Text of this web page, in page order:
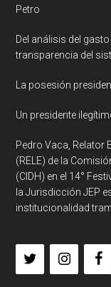
Petro
Del análisis del
transparencia del
La posesión
Un presidente
Pedro Vaca, Relator
(RELE) de la
(CIDH) en el 14°
la Jurisdicción JEP
institucionalidad